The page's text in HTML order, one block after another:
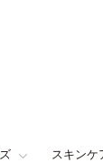
スキンケ